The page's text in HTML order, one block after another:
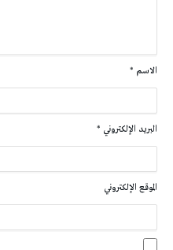
الاسم *
البريد الإلكتروني *
الموقع الإلكتروني